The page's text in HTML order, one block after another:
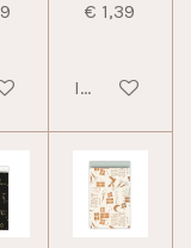
€ 1,39
In